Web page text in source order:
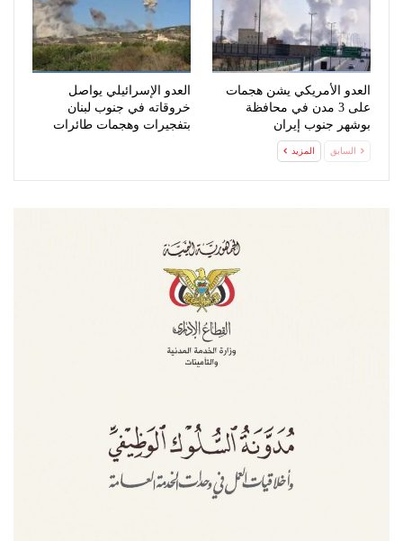
العدو الأمريكي يشن هجمات
على 3 مدن في محافظة
بوشهر جنوب إيران
العدو الإسرائيلي يواصل
خروقاته في جنوب لبنان
بتفجيرات وهجمات طائرات
السابق المزيد